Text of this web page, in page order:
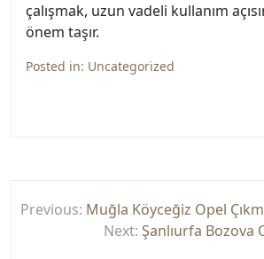
çalışmak, uzun vadeli kullanım
önem taşır.
Posted in: Uncategorized
gezinmesi
Previous: Muğla Köyceğiz Opel
Next: Şanlıurfa Bozova